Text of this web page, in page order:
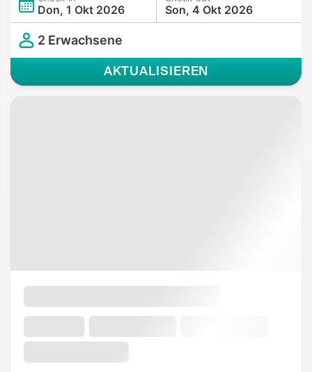
Don, 1 Okt 2026 Son, 4 Okt 2026
2 Erwachsene
AKTUALISIEREN